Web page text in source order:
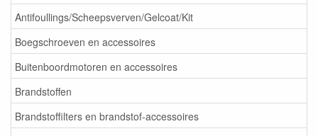
Antifoullings/Scheepsverven/Gelcoat/Kit
Boegschroeven en accessoires
Buitenboordmotoren en accessoires
Brandstoffen
Brandstoffilters en brandstof-accessoires